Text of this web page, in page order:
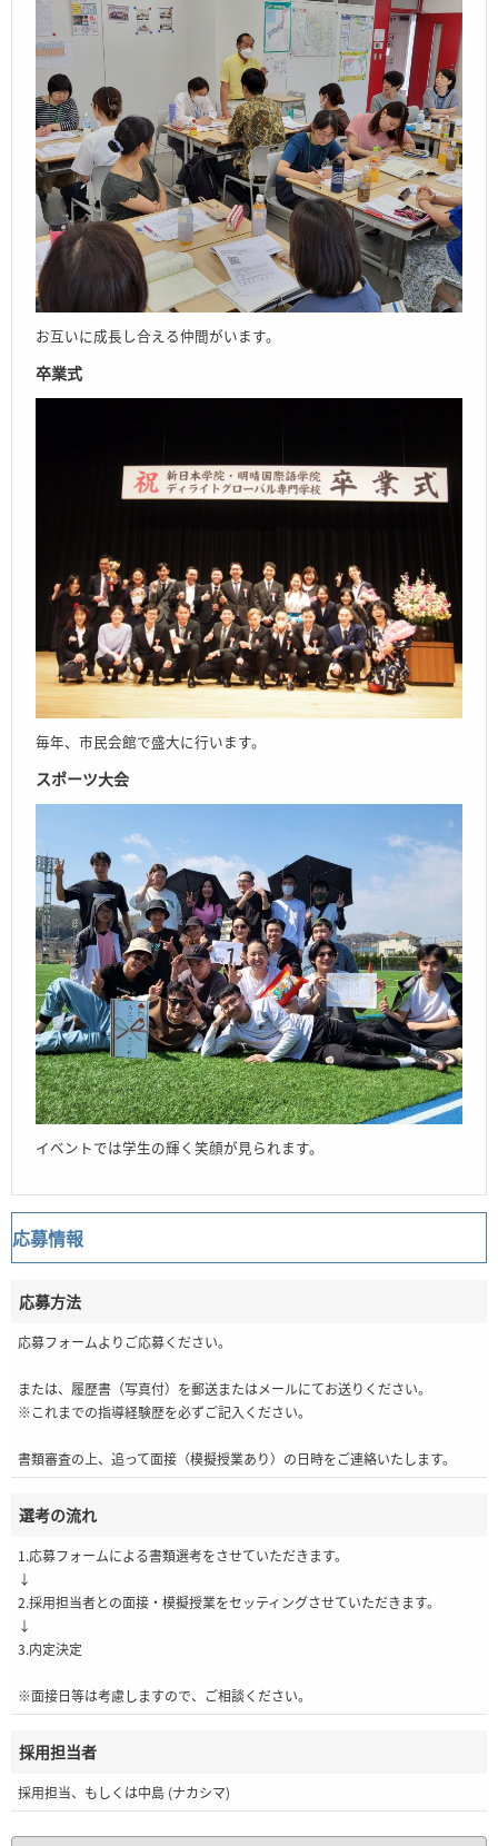
お互いに成長し合える仲間がいます。
卒業式
毎年、市民会館で盛大に行います。
スポーツ大会
イベントでは学生の輝く笑顔が見られます。
応募情報
応募方法
応募フォームよりご応募ください。
または、履歴書（写真付）を郵送またはメールにてお送りください。
※これまでの指導経験歴を必ずご記入ください。
書類審査の上、追って面接（模擬授業あり）の日時をご連絡いたします。
選考の流れ
1.応募フォームによる書類選考をさせていただきます。
↓
2.採用担当者との面接・模擬授業をセッティングさせていただきます。
↓
3.内定決定
※面接日等は考慮しますので、ご相談ください。
採用担当者
採用担当、もしくは中島 (ナカシマ)